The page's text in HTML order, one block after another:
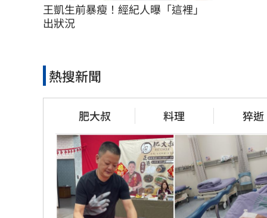
王凱生前暴瘦！經紀人曝「這裡」
出狀況
熱搜新聞
肥大叔 料理 猝逝